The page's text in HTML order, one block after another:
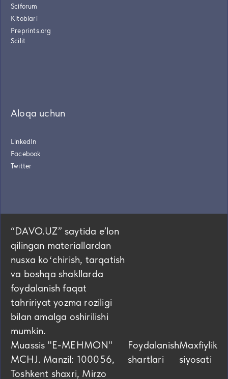
Sciforum
Kitoblari
Preprints.org
Scilit
Aloqa uchun
LinkedIn
Facebook
Twitter
“DAVO.UZ” saytida eʼlon
qilingan materiallardan
nusxa koʻchirish, tarqatish
va boshqa shakllarda
foydalanish faqat
tahririyat yozma roziligi
bilan amalga oshirilishi
mumkin.
Muassis "E-MEHMON"
MCHJ. Manzil: 100056,
Toshkent shaxri, Mirzo
Foydalanish
shartlari
Maxfiylik
siyosati